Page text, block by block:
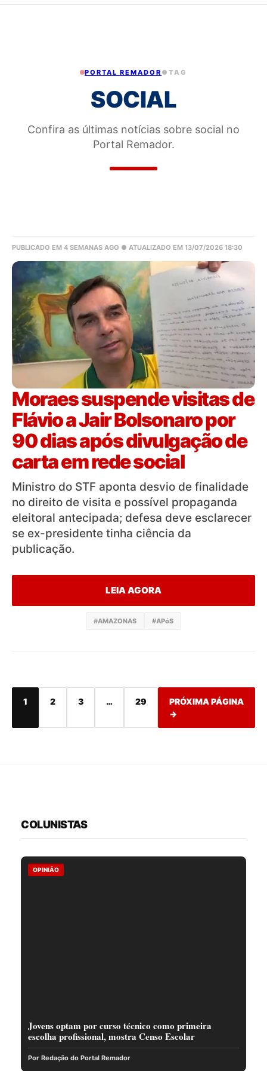
PORTAL REMADOR ● TAG
SOCIAL
Confira as últimas notícias sobre social no
Portal Remador.
PUBLICADO EM 4 SEMANAS AGO ● ATUALIZADO EM 13/07/2026 18:30
Moraes suspende visitas de
Flávio a Jair Bolsonaro por
90 dias após divulgação de
carta em rede social
Ministro do STF aponta desvio de finalidade
no direito de visita e possível propaganda
eleitoral antecipada; defesa deve esclarecer
se ex-presidente tinha ciência da
publicação.
LEIA AGORA
#AMAZONAS #APóS
1 2 3 … 29
PRÓXIMA PÁGINA
→
COLUNISTAS
OPINIÃO
Jovens optam por curso técnico como primeira
escolha profissional, mostra Censo Escolar
Por Redação do Portal Remador